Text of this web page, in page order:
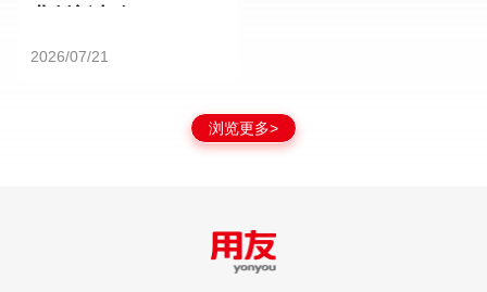
2026/07/21
浏览更多>